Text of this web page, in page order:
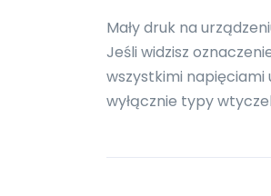
Mały druk na
Jeśli widzisz
wszystkimi napięciami
wyłącznie typy